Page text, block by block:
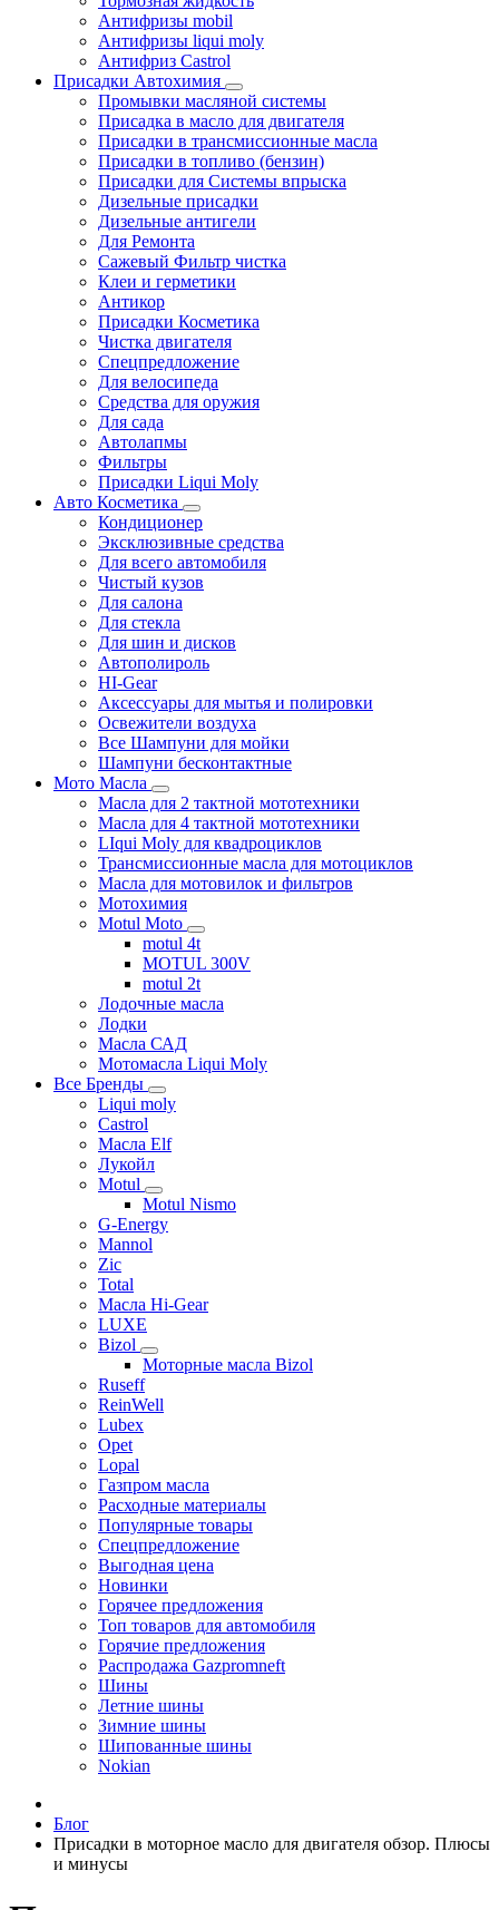
Антифризы mobil
Антифризы liqui moly
Антифриз Castrol
Присадки Автохимия
Промывки масляной системы
Присадка в масло для двигателя
Присадки в трансмиссионные масла
Присадки в топливо (бензин)
Присадки для Системы впрыска
Дизельные присадки
Дизельные антигели
Для Ремонта
Сажевый Фильтр чистка
Клеи и герметики
Антикор
Присадки Косметика
Чистка двигателя
Спецпредложение
Для велосипеда
Средства для оружия
Для сада
Автолапмы
Фильтры
Присадки Liqui Moly
Авто Косметика
Кондиционер
Эксклюзивные средства
Для всего автомобиля
Чистый кузов
Для салона
Для стекла
Для шин и дисков
Автополироль
HI-Gear
Аксессуары для мытья и полировки
Освежители воздуха
Все Шампуни для мойки
Шампуни бесконтактные
Мото Масла
Масла для 2 тактной мототехники
Масла для 4 тактной мототехники
LIqui Moly для квадроциклов
Трансмиссионные масла для мотоциклов
Масла для мотовилок и фильтров
Мотохимия
Motul Moto
motul 4t
MOTUL 300V
motul 2t
Лодочные масла
Лодки
Масла САД
Мотомасла Liqui Moly
Все Бренды
Liqui moly
Castrol
Масла Elf
Лукойл
Motul
Motul Nismo
G-Energy
Mannol
Zic
Total
Масла Hi-Gear
LUXE
Bizol
Моторные масла Bizol
Ruseff
ReinWell
Lubex
Opet
Lopal
Газпром масла
Расходные материалы
Популярные товары
Спецпредложение
Выгодная цена
Новинки
Горячее предложения
Топ товаров для автомобиля
Горячие предложения
Распродажа Gazpromneft
Шины
Летние шины
Зимние шины
Шипованные шины
Nokian
Блог
Присадки в моторное масло для двигателя обзор. Плюсы
и минусы